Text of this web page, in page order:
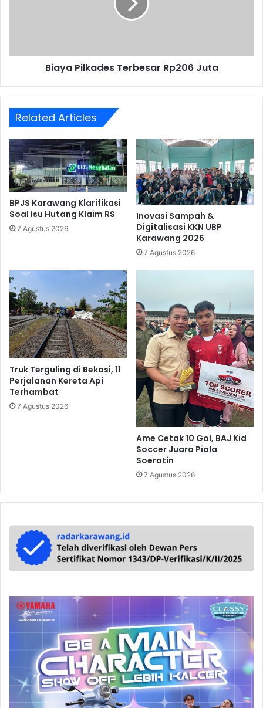
Biaya Pilkades Terbesar Rp206 Juta
Related Articles
BPJS Karawang Klarifikasi
Soal Isu Hutang Klaim RS
7 Agustus 2026
Inovasi Sampah &
Digitalisasi KKN UBP
Karawang 2026
7 Agustus 2026
Truk Terguling di Bekasi, 11
Perjalanan Kereta Api
Terhambat
7 Agustus 2026
Ame Cetak 10 Gol, BAJ Kid
Soccer Juara Piala
Soeratin
7 Agustus 2026